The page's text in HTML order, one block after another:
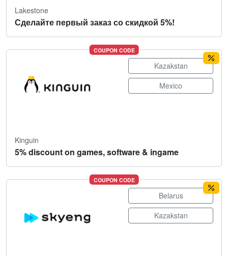
Lakestone
Сделайте первый заказ со скидкой 5%!
COUPON CODE
Kazakstan
Mexico
Kinguin
5% discount on games, software & ingame
COUPON CODE
Belarus
Kazakstan